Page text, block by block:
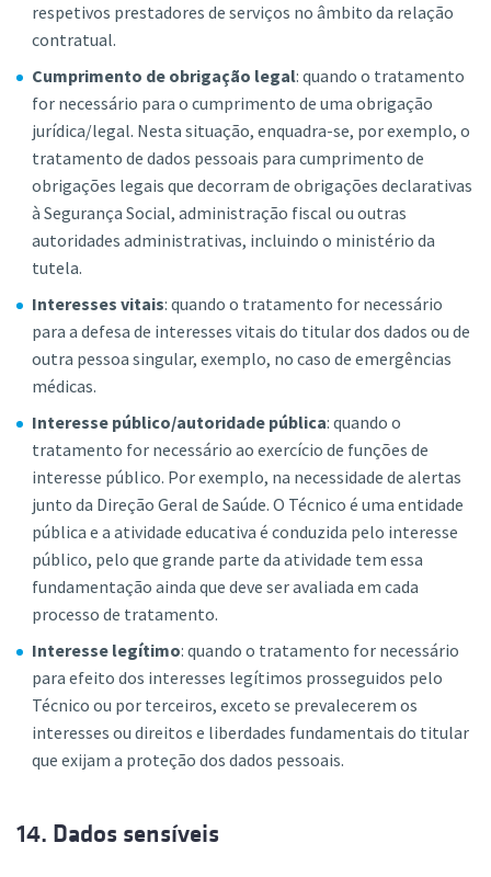
respetivos prestadores de serviços no âmbito da relação
contratual.
Cumprimento de obrigação legal: quando o tratamento
for necessário para o cumprimento de uma obrigação
jurídica/legal. Nesta situação, enquadra-se, por exemplo, o
tratamento de dados pessoais para cumprimento de
obrigações legais que decorram de obrigações declarativas
à Segurança Social, administração fiscal ou outras
autoridades administrativas, incluindo o ministério da
tutela.
Interesses vitais: quando o tratamento for necessário
para a defesa de interesses vitais do titular dos dados ou de
outra pessoa singular, exemplo, no caso de emergências
médicas.
Interesse público/autoridade pública: quando o
tratamento for necessário ao exercício de funções de
interesse público. Por exemplo, na necessidade de alertas
junto da Direção Geral de Saúde. O Técnico é uma entidade
pública e a atividade educativa é conduzida pelo interesse
público, pelo que grande parte da atividade tem essa
fundamentação ainda que deve ser avaliada em cada
processo de tratamento.
Interesse legítimo: quando o tratamento for necessário
para efeito dos interesses legítimos prosseguidos pelo
Técnico ou por terceiros, exceto se prevalecerem os
interesses ou direitos e liberdades fundamentais do titular
que exijam a proteção dos dados pessoais.
14. Dados sensíveis